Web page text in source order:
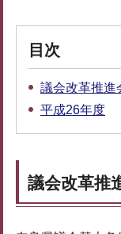
目次
議会改革推進
平成26年度
議会改革推